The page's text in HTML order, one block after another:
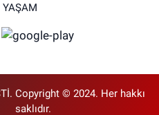
YAŞAM
Copyright © 2024. Her hakkı
saklıdır.